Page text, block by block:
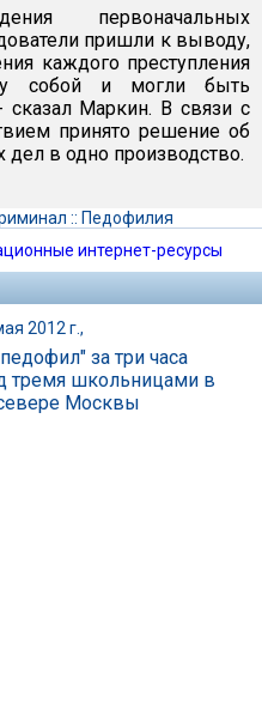
первоначальных
пришли к выводу,
каждого преступления
собой и могли быть
Маркин. В связи с
принято решение об
в одно производство.
:: Педофилия
интернет-ресурсы
2012 г.,
за три часа
тремя школьницами в
Москвы